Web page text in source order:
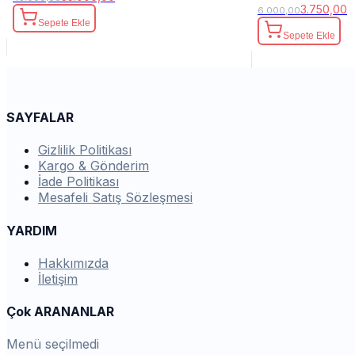
Sepete Ekle
6.000,003.750,00
Sepete Ekle
SAYFALAR
Gizlilik Politikası
Kargo & Gönderim
İade Politikası
Mesafeli Satış Sözleşmesi
YARDIM
Hakkımızda
İletişim
Çok ARANANLAR
Menü seçilmedi